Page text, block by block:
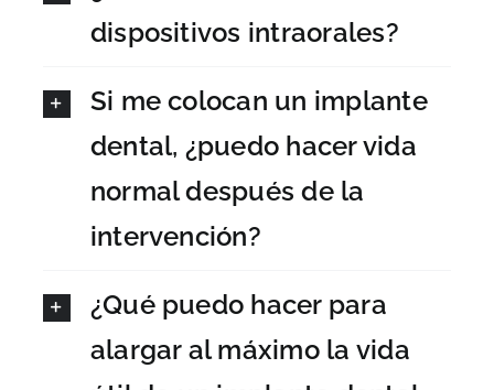
dispositivos intraorales?
Si me colocan un implante
dental, ¿puedo hacer vida
normal después de la
intervención?
¿Qué puedo hacer para
alargar al máximo la vida